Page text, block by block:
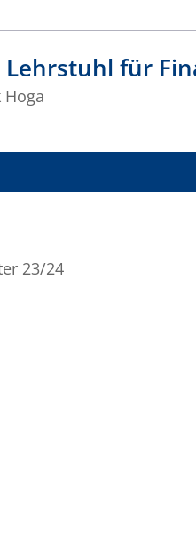
für
23/24